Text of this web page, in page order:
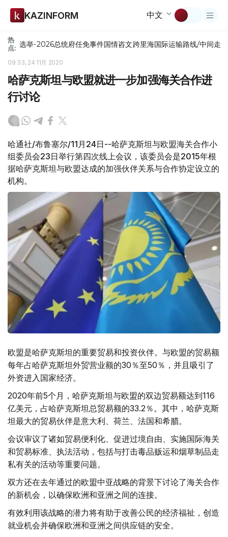
KAZINFORM 中文
热
点: 选举-2026总统府任免事件国情咨文跨里海国际运输路线/中间走廊
09:33, 24 11月 2020
哈萨克斯坦与欧盟就进一步加强海关合作进
行讨论
哈通社/布鲁塞尔/11月24日--哈萨克斯坦与欧盟海关合作小
组委员会23日举行第四次线上会议，该委员会是2015年根
据哈萨克斯坦与欧盟达成的加强伙伴关系与合作协定设立的
机构。
欧盟是哈萨克斯坦的重要贸易和投资伙伴。与欧盟的贸易额
每年占哈萨克斯坦外贸营业额的30％至50％，并且吸引了
外资进入国家经济。
2020年前5个月，哈萨克斯坦与欧盟的双边贸易额达到116
亿美元，占哈萨克斯坦总贸易额的33.2％。其中，哈萨克斯
坦最大的贸易伙伴是意大利、荷兰、法国和希腊。
会议审议了诸如贸易便利化、促进过境自由、实施国际海关
和贸易标准、执法活动，包括与打击毒品贩运和烟草制品走
私有关的活动等重要问题。
双方还在去年通过的欧盟中亚战略的背景下讨论了海关合作
的新机会，以确保欧洲和亚洲之间的连接。
有效利用该战略的潜力将有助于改善公民的经济福祉，创造
就业机会并确保欧洲和亚洲之间供应链的安全。